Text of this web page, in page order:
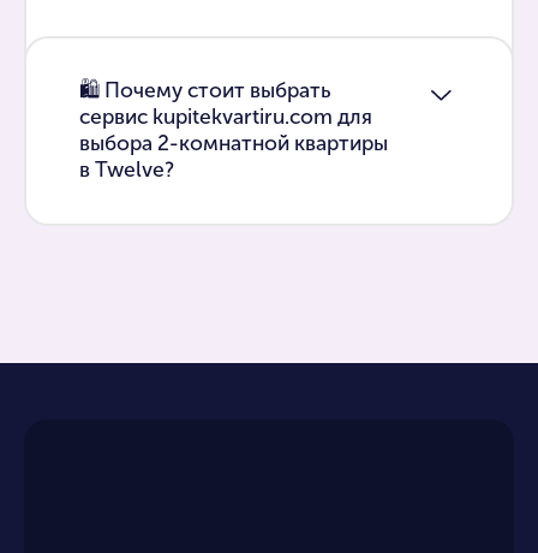
🛍 Почему стоит выбрать
сервис kupitekvartiru.com для
выбора 2-комнатной квартиры
в Twelve?